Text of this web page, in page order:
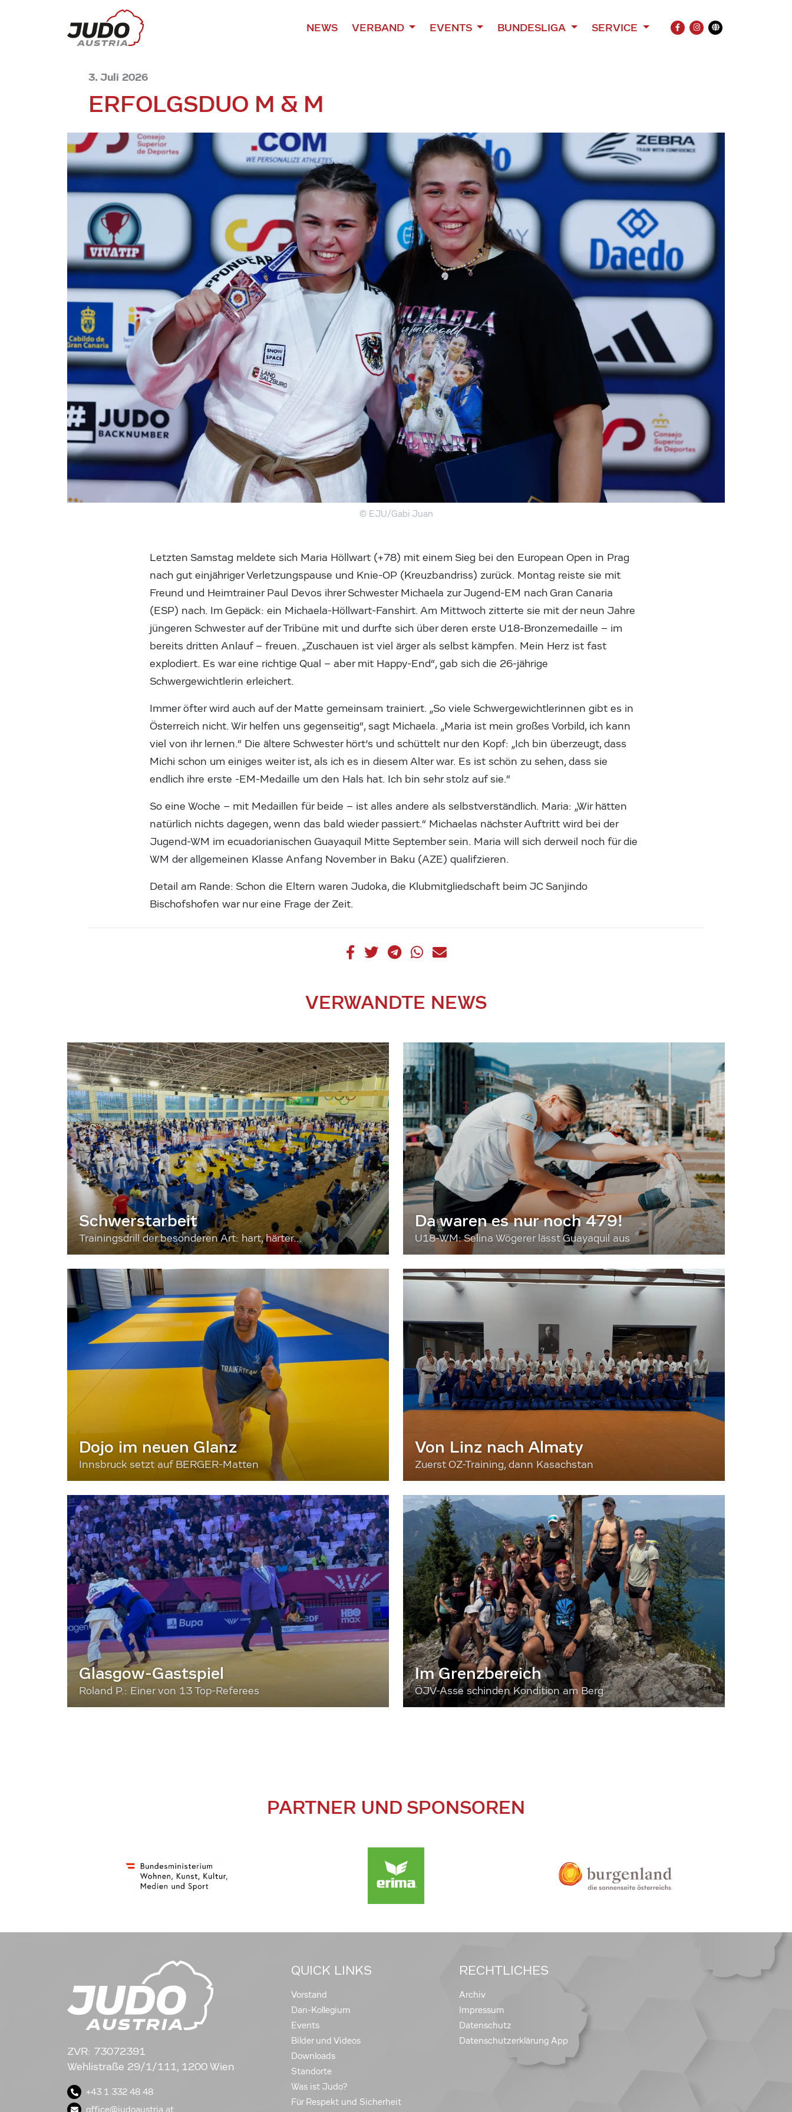
NEWS VERBAND EVENTS BUNDESLIGA SERVICE
FACEBOOK
INSTAGRAM
Übersetzung
3. Juli 2026
ERFOLGSDUO M & M
© EJU/Gabi Juan
Letzten Samstag meldete sich Maria Höllwart (+78) mit einem Sieg bei den European Open in Prag
nach gut einjähriger Verletzungspause und Knie-OP (Kreuzbandriss) zurück. Montag reiste sie mit
Freund und Heimtrainer Paul Devos ihrer Schwester Michaela zur Jugend-EM nach Gran Canaria
(ESP) nach. Im Gepäck: ein Michaela-Höllwart-Fanshirt. Am Mittwoch zitterte sie mit der neun Jahre
jüngeren Schwester auf der Tribüne mit und durfte sich über deren erste U18-Bronzemedaille – im
bereits dritten Anlauf – freuen. „Zuschauen ist viel ärger als selbst kämpfen. Mein Herz ist fast
explodiert. Es war eine richtige Qual – aber mit Happy-End“, gab sich die 26-jährige
Schwergewichtlerin erleichert.
Immer öfter wird auch auf der Matte gemeinsam trainiert. „So viele Schwergewichtlerinnen gibt es in
Österreich nicht. Wir helfen uns gegenseitig“, sagt Michaela. „Maria ist mein großes Vorbild, ich kann
viel von ihr lernen.“ Die ältere Schwester hört’s und schüttelt nur den Kopf: „Ich bin überzeugt, dass
Michi schon um einiges weiter ist, als ich es in diesem Alter war. Es ist schön zu sehen, dass sie
endlich ihre erste -EM-Medaille um den Hals hat. Ich bin sehr stolz auf sie.“
So eine Woche – mit Medaillen für beide – ist alles andere als selbstverständlich. Maria: „Wir hätten
natürlich nichts dagegen, wenn das bald wieder passiert.“ Michaelas nächster Auftritt wird bei der
Jugend-WM im ecuadorianischen Guayaquil Mitte September sein. Maria will sich derweil noch für die
WM der allgemeinen Klasse Anfang November in Baku (AZE) qualifzieren.
Detail am Rande: Schon die Eltern waren Judoka, die Klubmitgliedschaft beim JC Sanjindo
Bischofshofen war nur eine Frage der Zeit.
VERWANDTE NEWS
Schwerstarbeit
Trainingsdrill der besonderen Art: hart, härter...
Da waren es nur noch 479!
U18-WM: Selina Wögerer lässt Guayaquil aus
Dojo im neuen Glanz
Innsbruck setzt auf BERGER-Matten
Von Linz nach Almaty
Zuerst OZ-Training, dann Kasachstan
Glasgow-Gastspiel
Roland P.: Einer von 13 Top-Referees
Im Grenzbereich
ÖJV-Asse schinden Kondition am Berg
PARTNER UND SPONSOREN
ZVR: 73072391
Wehlistraße 29/1/111, 1200 Wien
+43 1 332 48 48
office@judoaustria.at
QUICK LINKS
Vorstand
Dan-Kollegium
Events
Bilder und Videos
Downloads
Standorte
Was ist Judo?
Für Respekt und Sicherheit
RECHTLICHES
Archiv
Impressum
Datenschutz
Datenschutzerklärung App